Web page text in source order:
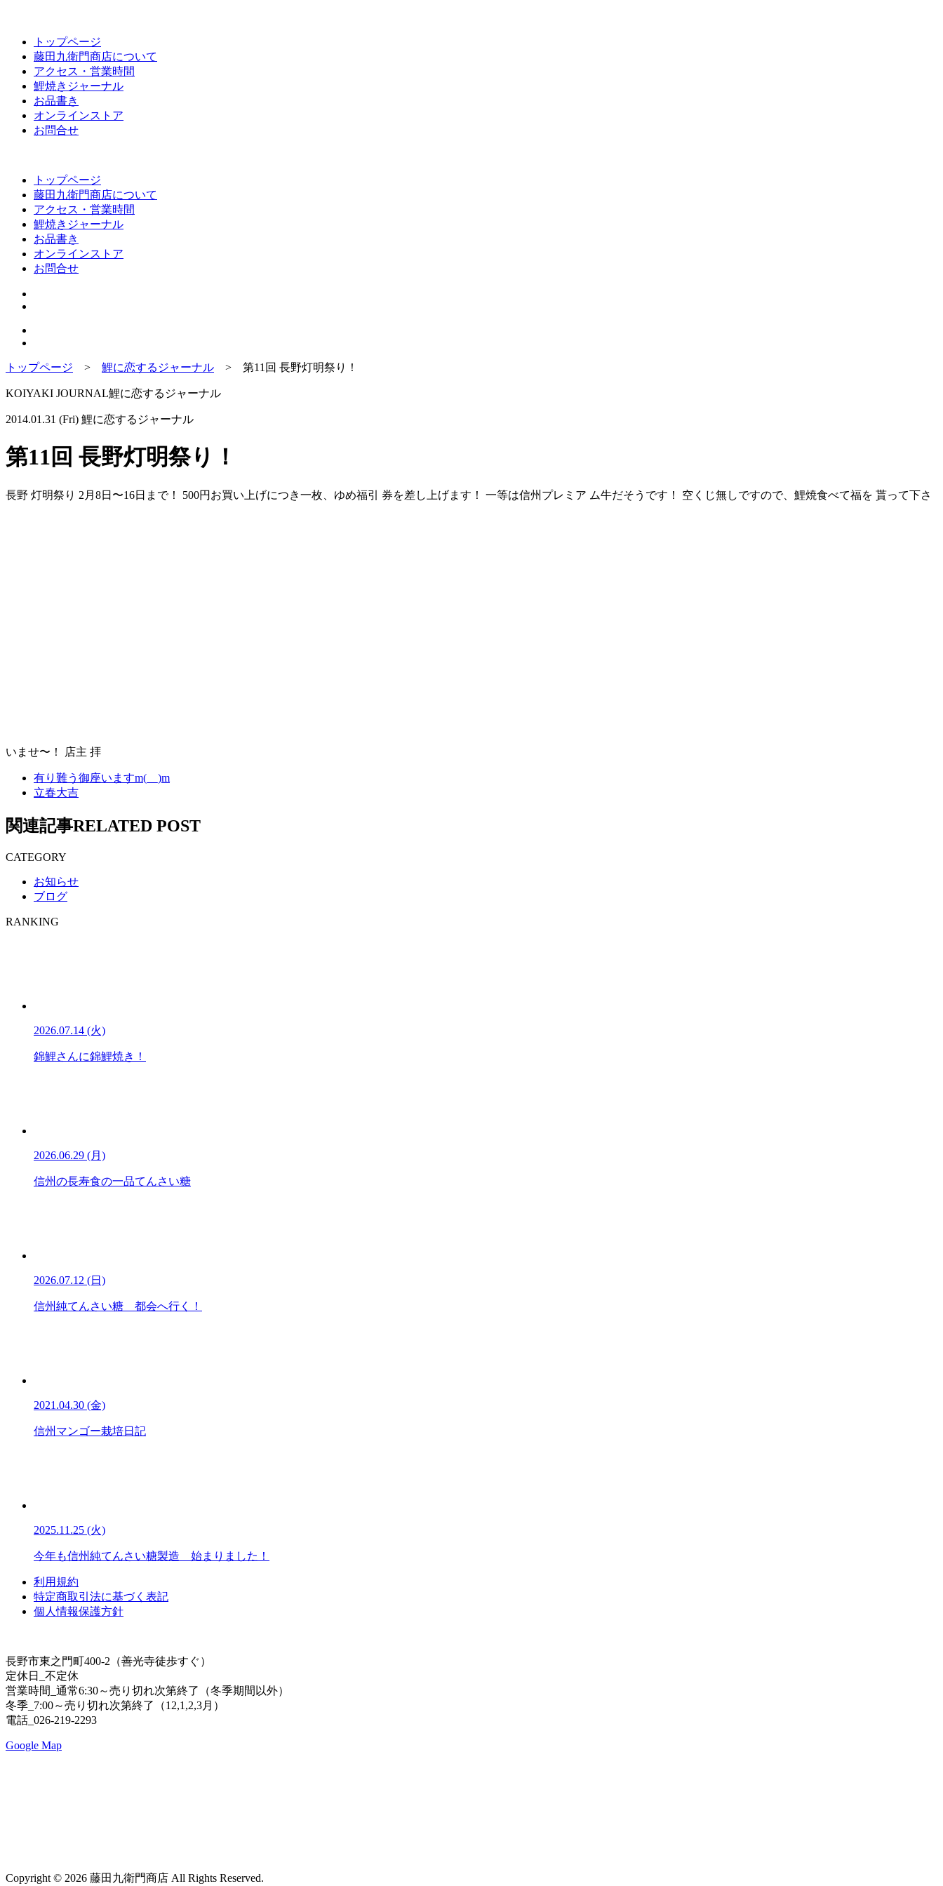
トップページ
藤田九衛門商店について
アクセス・営業時間
鯉焼きジャーナル
お品書き
オンラインストア
お問合せ
トップページ
藤田九衛門商店について
アクセス・営業時間
鯉焼きジャーナル
お品書き
オンラインストア
お問合せ
トップページ > 鯉に恋するジャーナル > 第11回 長野灯明祭り！
KOIYAKI JOURNAL鯉に恋するジャーナル
2014.01.31 (Fri) 鯉に恋するジャーナル
第11回 長野灯明祭り！
長野 灯明祭り 2月8日〜16日まで！ 500円お買い上げにつき一枚、ゆめ福引 券を差し上げます！ 一等は信州プレミア ム牛だそうです！ 空くじ無しですので、鯉焼食べて福を 貰って下さ
いませ〜！ 店主 拝
有り難う御座いますm(__)m
立春大吉
関連記事RELATED POST
CATEGORY
お知らせ
ブログ
RANKING
2026.07.14 (火)
錦鯉さんに錦鯉焼き！
2026.06.29 (月)
信州の長寿食の一品てんさい糖
2026.07.12 (日)
信州純てんさい糖 都会へ行く！
2021.04.30 (金)
信州マンゴー栽培日記
2025.11.25 (火)
今年も信州純てんさい糖製造 始まりました！
利用規約
特定商取引法に基づく表記
個人情報保護方針
長野市東之門町400-2（善光寺徒歩すぐ）
定休日_不定休
営業時間_通常6:30～売り切れ次第終了（冬季期間以外）
冬季_7:00～売り切れ次第終了（12,1,2,3月）
電話_026-219-2293
Google Map
Copyright © 2026 藤田九衛門商店 All Rights Reserved.